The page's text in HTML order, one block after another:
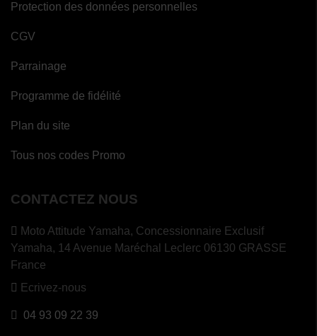
Protection des données personnelles
CGV
Parrainage
Programme de fidélité
Plan du site
Tous nos codes Promo
CONTACTEZ NOUS
Moto Attitude Yamaha, Concessionnaire Exclusif
Yamaha, 14 Avenue Maréchal Leclerc 06130 GRASSE
France
Ecrivez-nous
04 93 09 22 39